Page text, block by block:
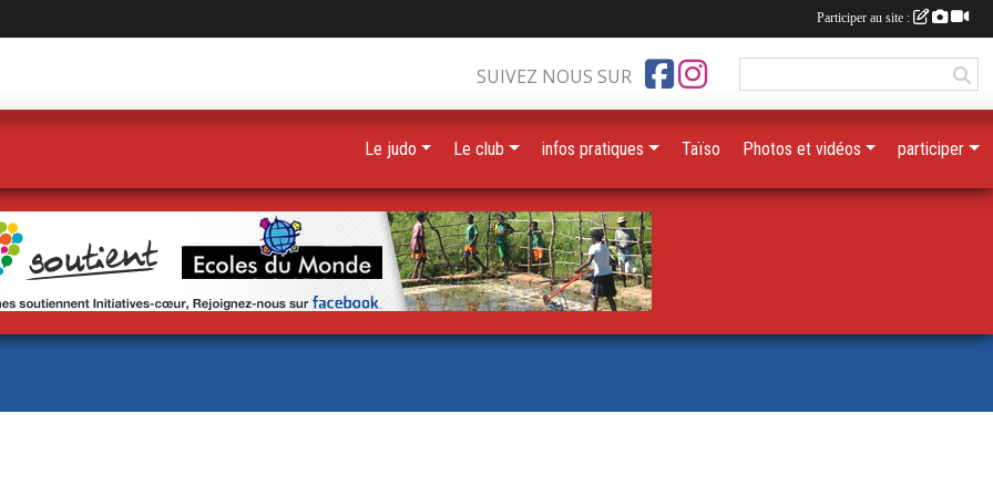
SUIVEZ NOUS SUR
Le judo Le club infos pratiques Taïso Photos et vidéos participer
Participer au site :